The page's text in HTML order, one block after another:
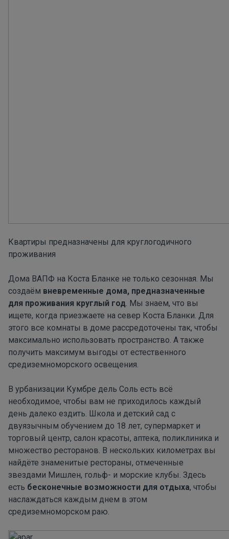
Квартиры предназначены для круглогодичного
проживания
Дома ВАПФ на Коста Бланке не только сезонная. Мы
создаём вневременные дома, предназначенные
для проживания круглый год. Мы знаем, что вы
ищете, когда приезжаете на север Коста Бланки. Для
этого все комнаты в доме рассредоточены так, чтобы
максимально использовать пространство. А также
получить максимум выгоды от естественного
средиземноморского освещения.
В урбанизации Кумбре дель Соль есть всё
необходимое, чтобы вам не приходилось каждый
день далеко ездить. Школа и детский сад с
двуязычным обучением до 18 лет, супермаркет и
торговый центр, салон красоты, аптека, поликлиника и
множество ресторанов. В нескольких километрах вы
найдёте знаменитые рестораны, отмеченные
звездами Мишлен, гольф- и морские клубы. Здесь
есть бесконечные возможности для отдыха, чтобы
наслаждаться каждым днем ​​в этом
средиземноморском раю.